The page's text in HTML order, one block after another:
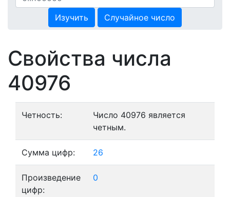
Изучить Случайное число
Свойства числа
40976
Четность:
Число 40976 является
четным.
Сумма цифр: 26
Произведение
цифр:
0